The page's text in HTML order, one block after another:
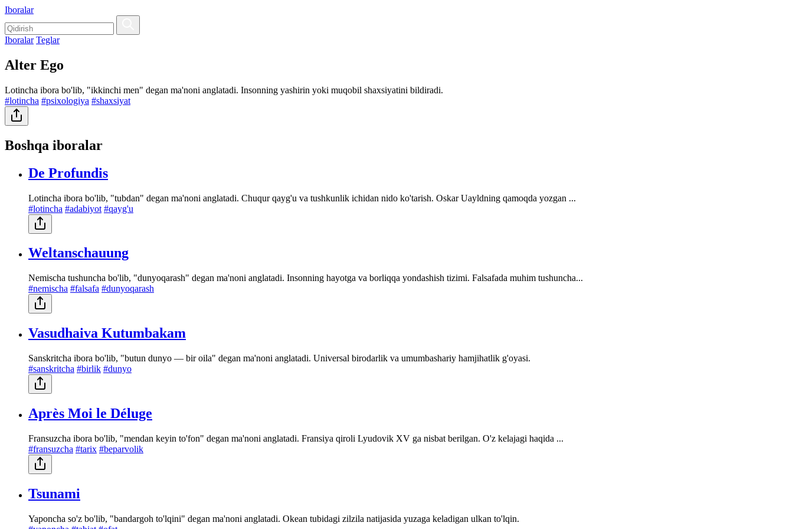
Iboralar
Iboralar Teglar
Alter Ego
Lotincha ibora bo'lib, "ikkinchi men" degan ma'noni anglatadi. Insonning yashirin yoki muqobil shaxsiyatini bildiradi.
#lotincha #psixologiya #shaxsiyat
Boshqa iboralar
De Profundis
Lotincha ibora bo'lib, "tubdan" degan ma'noni anglatadi. Chuqur qayg'u va tushkunlik ichidan nido ko'tarish. Oskar Uayldning qamoqda yozgan ...
#lotincha #adabiyot #qayg'u
Weltanschauung
Nemischa tushuncha bo'lib, "dunyoqarash" degan ma'noni anglatadi. Insonning hayotga va borliqqa yondashish tizimi. Falsafada muhim tushuncha...
#nemischa #falsafa #dunyoqarash
Vasudhaiva Kutumbakam
Sanskritcha ibora bo'lib, "butun dunyo — bir oila" degan ma'noni anglatadi. Universal birodarlik va umumbashariy hamjihatlik g'oyasi.
#sanskritcha #birlik #dunyo
Après Moi le Déluge
Fransuzcha ibora bo'lib, "mendan keyin to'fon" degan ma'noni anglatadi. Fransiya qiroli Lyudovik XV ga nisbat berilgan. O'z kelajagi haqida ...
#fransuzcha #tarix #beparvolik
Tsunami
Yaponcha so'z bo'lib, "bandargoh to'lqini" degan ma'noni anglatadi. Okean tubidagi zilzila natijasida yuzaga keladigan ulkan to'lqin.